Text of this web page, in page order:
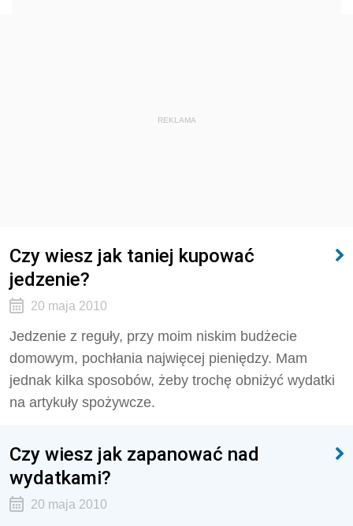
REKLAMA
Czy wiesz jak taniej kupować
jedzenie?
20 maja 2010
Jedzenie z reguły, przy moim niskim budżecie
domowym, pochłania najwięcej pieniędzy. Mam
jednak kilka sposobów, żeby trochę obniżyć wydatki
na artykuły spożywcze.
Czy wiesz jak zapanować nad
wydatkami?
20 maja 2010